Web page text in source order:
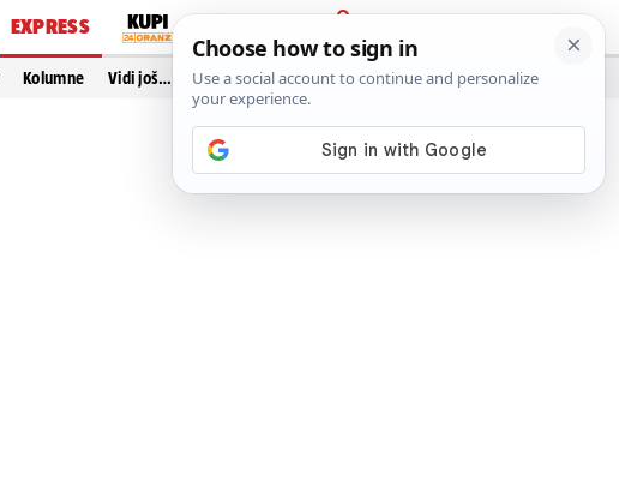
EXPRESS
PRIJAVA
Kolumne Vidi još…